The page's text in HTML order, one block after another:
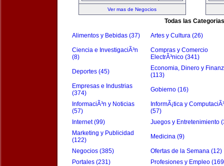
Ver mas de Negocios
Todas las Categorias
Alimentos y Bebidas (37) Artes y Cultura (26)
Ciencia e InvestigaciÃ³n
(8)
Compras y Comercio
ElectrÃ³nico (341)
Deportes (45)
Economia, Dinero y
(113)
Empresas e Industrias
(374)
Gobierno (16)
InformaciÃ³n y Noticias
(57)
InformÃ¡tica y
(57)
Internet (99)
Juegos y Entretenimiento
Marketing y Publicidad
(122)
Medicina (9)
Negocios (385)
Ofertas de la Semana (12)
Portales (231)
Profesiones y Empleo